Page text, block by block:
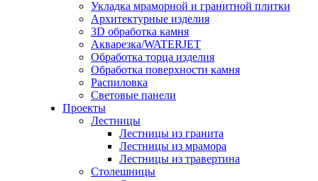
Укладка мраморной и гранитной плитки
Архитектурные изделия
3D обработка камня
Акварезка/WATERJET
Обработка торца изделия
Обработка поверхности камня
Распиловка
Световые панели
Проекты
Лестницы
Лестницы из гранита
Лестницы из мрамора
Лестницы из травертина
Столешницы